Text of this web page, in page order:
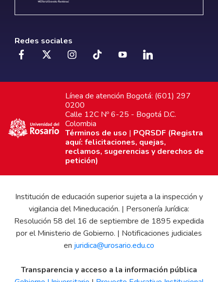
Redes sociales
Línea de atención Bogotá: (601) 297
0200
Calle 12C Nº 6-25 - Bogotá D.C.
Colombia
Términos de uso | PQRSDF (Registra
aquí: felicitaciones, quejas,
reclamos, sugerencias y derechos de
petición)
Institución de educación superior sujeta a la inspección y
vigilancia del Mineducación. | Personería Jurídica:
Resolución 58 del 16 de septiembre de 1895 expedida
por el Ministerio de Gobierno. | Notificaciones judiciales
en juridica@urosario.edu.co
Transparencia y acceso a la información pública